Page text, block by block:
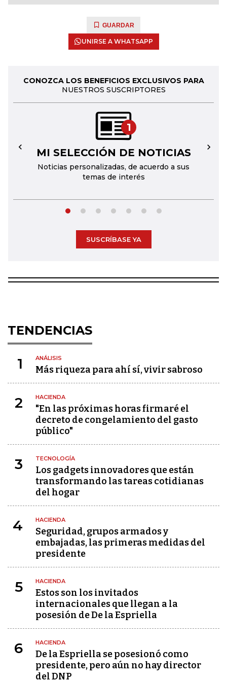
GUARDAR
UNIRSE A WHATSAPP
CONOZCA LOS BENEFICIOS EXCLUSIVOS PARA
NUESTROS SUSCRIPTORES
1
MI SELECCIÓN DE NOTICIAS
Noticias personalizadas, de acuerdo a sus
temas de interés
← →
SUSCRÍBASE YA
TENDENCIAS
1 ANÁLISIS
Más riqueza para ahí sí, vivir sabroso
2 HACIENDA
"En las próximas horas firmaré el
decreto de congelamiento del gasto
público"
3 TECNOLOGÍA
Los gadgets innovadores que están
transformando las tareas cotidianas
del hogar
4 HACIENDA
Seguridad, grupos armados y
embajadas, las primeras medidas del
presidente
5 HACIENDA
Estos son los invitados
internacionales que llegan a la
posesión de De la Espriella
6 HACIENDA
De la Espriella se posesionó como
presidente, pero aún no hay director
del DNP